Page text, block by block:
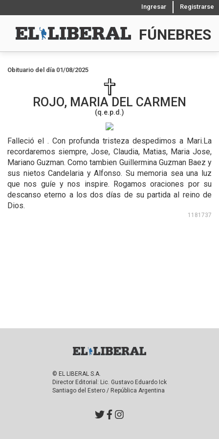
Ingresar Registrarse
FÚNEBRES
Obituario del día 01/08/2025
ROJO, MARIA DEL CARMEN
(q.e.p.d.)
Falleció el . Con profunda tristeza despedimos a Mari.La
recordaremos siempre, Jose, Claudia, Matias, Maria Jose,
Mariano Guzman. Como tambien Guillermina Guzman Baez y
sus nietos Candelaria y Alfonso. Su memoria sea una luz
que nos guíe y nos inspire. Rogamos oraciones por su
descanso eterno a los dos días de su partida al reino de
Dios.
1181737
© EL LIBERAL S.A.
Director Editorial: Lic. Gustavo Eduardo Ick
Santiago del Estero / República Argentina